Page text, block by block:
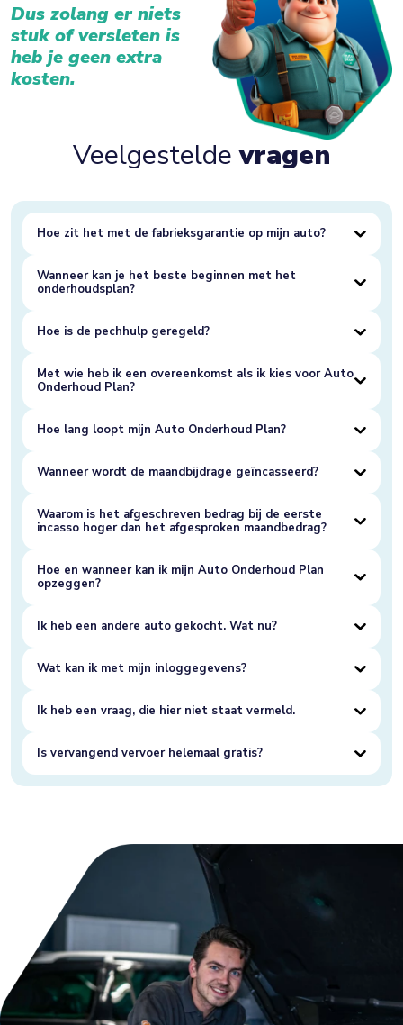
Dus zolang er niets
stuk of versleten is
heb je geen extra
kosten.
Veelgesteldevragen
Hoe zit het met de fabrieksgarantie op mijn auto?
Wanneer kan je het beste beginnen met het
onderhoudsplan?
Hoe is de pechhulp geregeld?
Met wie heb ik een overeenkomst als ik kies voor Auto
Onderhoud Plan?
Hoe lang loopt mijn Auto Onderhoud Plan?
Wanneer wordt de maandbijdrage geïncasseerd?
Waarom is het afgeschreven bedrag bij de eerste
incasso hoger dan het afgesproken maandbedrag?
Hoe en wanneer kan ik mijn Auto Onderhoud Plan
opzeggen?
Ik heb een andere auto gekocht. Wat nu?
Wat kan ik met mijn inloggegevens?
Ik heb een vraag, die hier niet staat vermeld.
Is vervangend vervoer helemaal gratis?